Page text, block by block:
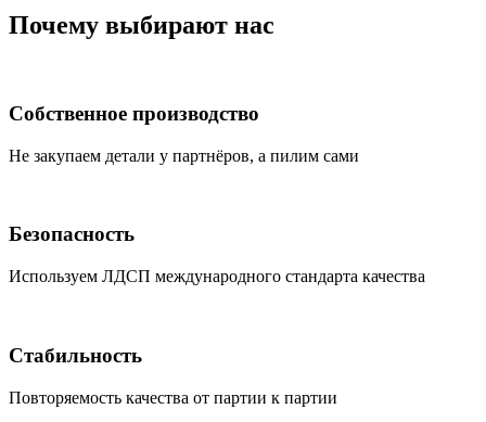
Почему выбирают нас
Собственное производство
Не закупаем детали у партнёров, а пилим сами
Безопасность
Используем ЛДСП международного стандарта качества
Стабильность
Повторяемость качества от партии к партии